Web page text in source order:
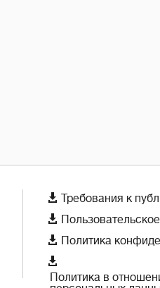
 Требования к

 Политика

Политика в